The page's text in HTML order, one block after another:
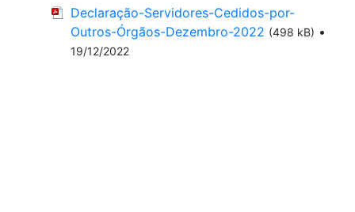
Declaração-Servidores-Cedidos-por-
Outros-Órgãos-Dezembro-2022 (498 kB) •
19/12/2022